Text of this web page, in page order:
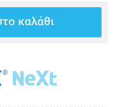
καλάθι